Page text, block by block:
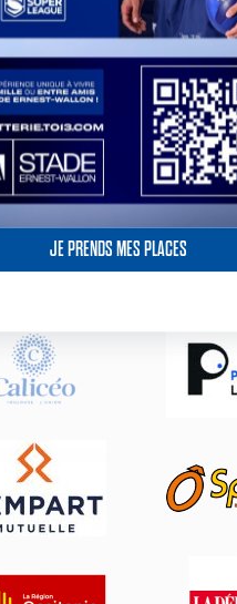
JE PRENDS MES PLACES
Toulouse Olympique – Dans la
succès de 2025
2025